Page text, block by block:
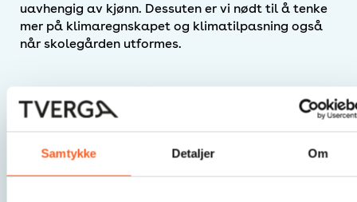
Samtykke Detaljer Om
uavhengig av kjønn. Dessuten er vi nødt til å tenke
mer på klimaregnskapet og klimatilpasning også
når skolegården utformes.
for harde flater. Skolegårder bør kunne romme